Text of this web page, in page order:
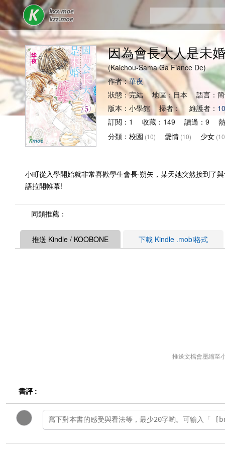
因為會長大人是未
(Kaichou-Sama Ga Fiance De)
作者：華夜
狀態：完結 地區：日本 語言：
版本：小學館 掃者： 維護者：
訂閱：1 收藏：149 讀過：9 熱
分類： 校園 (10) 愛情 (10) 少女
小町從入學開始就非常喜歡學生會長·朔矢，某天她突然接到
語拉開帷幕!
同類推薦：
推送 Kindle / KOOBONE 下載 Kindle .mobi格式
推送文檔會壓縮至
書評 :